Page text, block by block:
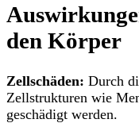
den Körper
Zellschäden: Durch
Zellstrukturen wie
geschädigt werden.